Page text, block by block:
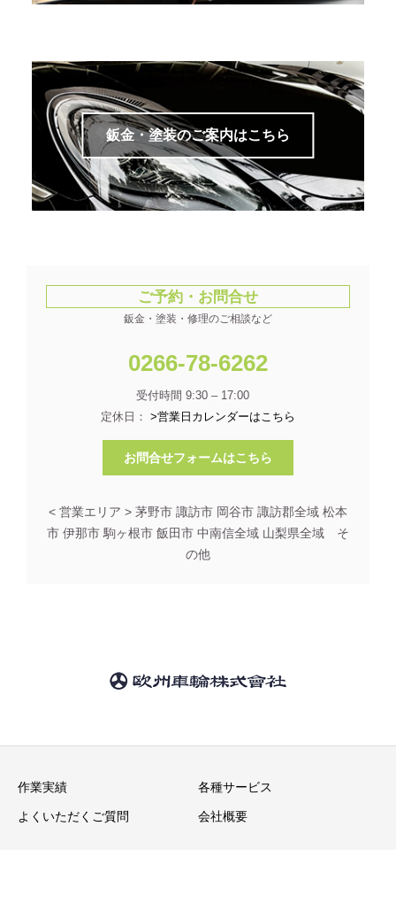
鈑金・塗装のご案内はこちら
ご予約・お問合せ
鈑金・塗装・修理のご相談など
0266-78-6262
受付時間 9:30 – 17:00
定休日： >営業日カレンダーはこちら
お問合せフォームはこちら
< 営業エリア > 茅野市 諏訪市 岡谷市 諏訪郡全域 松本
市 伊那市 駒ヶ根市 飯田市 中南信全域 山梨県全域 そ
の他
作業実績 各種サービス
よくいただくご質問 会社概要